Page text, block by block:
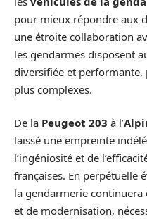
pour mieux répondre aux
une étroite collaboration
les gendarmes disposent
diversifiée et performante,
plus complexes.
De la Peugeot 203 à l’
laissé une empreinte
l’ingéniosité et de
françaises. En perpétuelle
la gendarmerie continuera
et de modernisation,